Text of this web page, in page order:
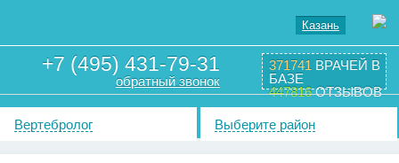
Казань
+7 (495) 431-79-31
обратный звонок
371741 ВРАЧЕЙ В
БАЗЕ
447816ОТЗЫВОВ
Вертебролог Выберите район